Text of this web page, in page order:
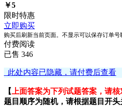
￥5
限时特惠
立即购买
购买后刷新当前页面。不显示可以保存订单号
付费阅读
已售 346
此处内容已隐藏，请付费后查看
【 上面答案为下列试题答案，请
题目顺序为随机，请根据题目开